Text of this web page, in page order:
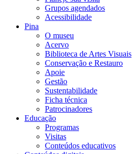
Grupos agendados
Acessibilidade
Pina
O museu
Acervo
Biblioteca de Artes Visuais
Conservação e Restauro
Apoie
Gestão
Sustentabilidade
Ficha técnica
Patrocinadores
Educação
Programas
Visitas
Conteúdos educativos​